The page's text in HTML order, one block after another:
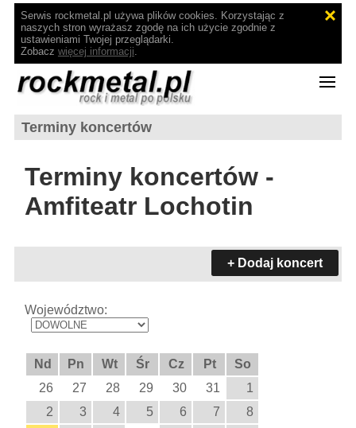
Serwis rockmetal.pl używa plików cookies. Korzystając z
naszych stron wyrażasz zgodę na ich użycie zgodnie z
ustawieniami Twojej przeglądarki.
Zobacz więcej informacji.
Terminy koncertów
Terminy koncertów -
Amfiteatr Lochotin
+ Dodaj koncert
Województwo:
Nd Pn Wt Śr Cz Pt
So
26
27 28 29 30 31
1
2
3 4 5 6 7
8